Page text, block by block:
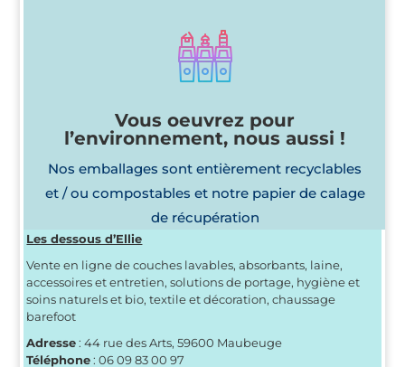
Vous oeuvrez pour
l’environnement, nous aussi !
Nos emballages sont entièrement recyclables
et / ou compostables et notre papier de calage
de récupération
Les dessous d’Ellie
Vente en ligne de couches lavables, absorbants, laine,
accessoires et entretien, solutions de portage, hygiène et
soins naturels et bio, textile et décoration, chaussage
barefoot
Adresse: 44 rue des Arts, 59600 Maubeuge
Téléphone: 06 09 83 00 97